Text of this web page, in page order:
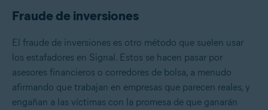
Fraude de inversiones
El fraude de inversiones es otro método que suelen usar
los estafadores en Signal. Estos se hacen pasar por
asesores financieros o corredores de bolsa, a menudo
afirmando que trabajan en empresas que parecen reales, y
engañan a las víctimas con la promesa de que ganarán